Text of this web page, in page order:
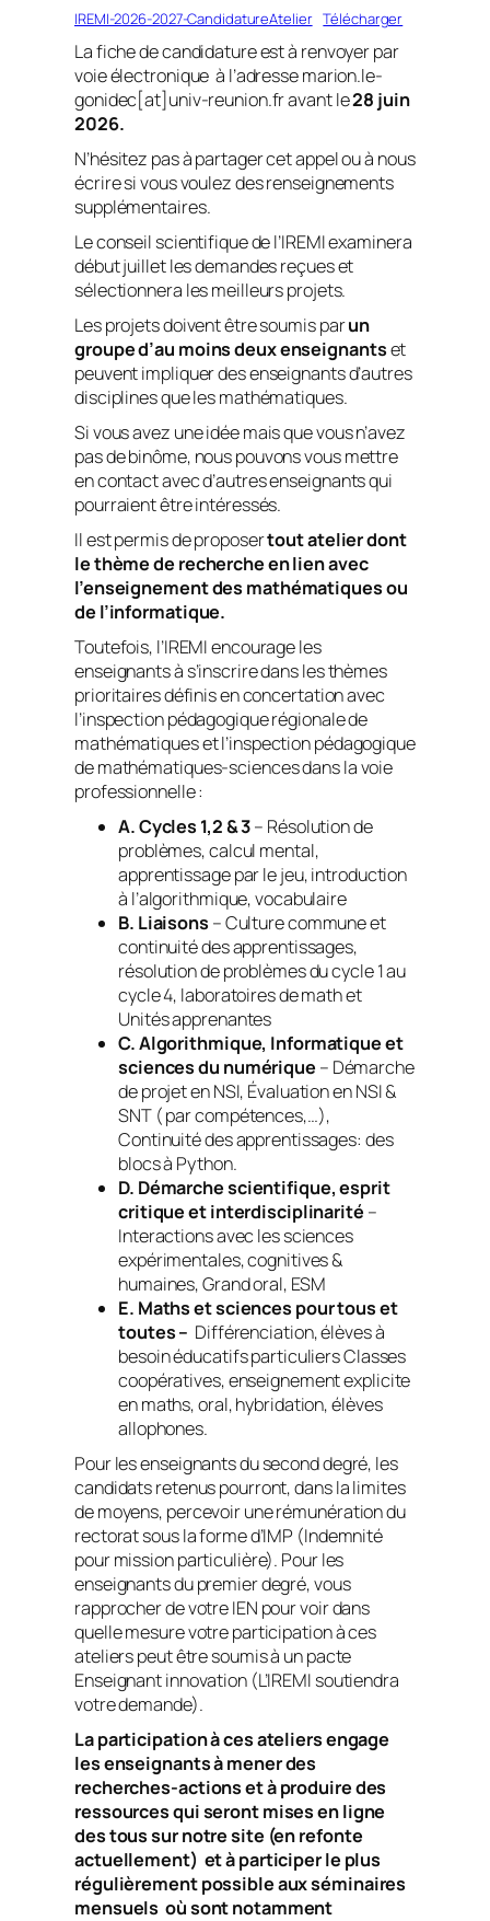
IREMI-2026-2027-CandidatureAtelier Télécharger
La fiche de candidature est à renvoyer par
voie électronique à l’adresse marion.le-
gonidec[at]univ-reunion.fr avant le28 juin
2026.
N’hésitez pas à partager cet appel ou à nous
écrire si vous voulez des renseignements
supplémentaires.
Le conseil scientifique de l’IREMI examinera
début juillet les demandes reçues et
sélectionnera les meilleurs projets.
Les projets doivent être soumis parun
groupe d’au moins deux enseignantset
peuvent impliquer des enseignants d’autres
disciplines que les mathématiques.
Si vous avez une idée mais que vous n’avez
pas de binôme, nous pouvons vous mettre
en contact avec d’autres enseignants qui
pourraient être intéressés.
Il est permis de proposertout atelier dont
le thème de recherche en lien avec
l’enseignement des mathématiques ou
de l’informatique.
Toutefois, l’IREMI encourage les
enseignants à s’inscrire dans les thèmes
prioritaires définis en concertation avec
l’inspection pédagogique régionale de
mathématiques et l’inspection pédagogique
de mathématiques-sciences dans la voie
professionnelle :
A. Cycles 1,2 & 3– Résolution de
problèmes, calcul mental,
apprentissage par le jeu, introduction
à l’algorithmique, vocabulaire
B. Liaisons – Culture commune et
continuité des apprentissages,
résolution de problèmes du cycle 1 au
cycle 4, laboratoires de math et
Unités apprenantes
C. Algorithmique, Informatique et
sciences du numérique – Démarche
de projet en NSI, Évaluation en NSI &
SNT ( par compétences,…),
Continuité des apprentissages: des
blocs à Python.
D. Démarche scientifique, esprit
critique et interdisciplinarité –
Interactions avec les sciences
expérimentales, cognitives &
humaines, Grand oral, ESM
E. Mathset sciences pour tous et
toutes – Différenciation, élèves à
besoin éducatifs particuliers Classes
coopératives, enseignement explicite
en maths, oral, hybridation, élèves
allophones.
Pour les enseignants du second degré, les
candidats retenus pourront, dans la limites
de moyens, percevoir une rémunération du
rectorat sous la forme d’IMP (Indemnité
pour mission particulière). Pour les
enseignants du premier degré, vous
rapprocher de votre IEN pour voir dans
quelle mesure votre participation à ces
ateliers peut être soumis à un pacte
Enseignant innovation (L’IREMI soutiendra
votre demande).
La participation à ces ateliers engage
les enseignants à mener des
recherches-actions et à produire des
ressources qui seront mises en ligne
des tous sur notre site (en refonte
actuellement) et à participer le plus
régulièrement possible aux séminaires
mensuels où sont notamment